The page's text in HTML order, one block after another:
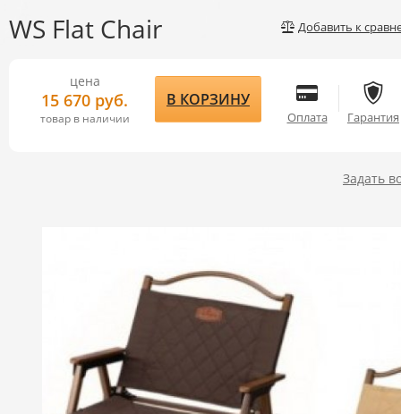
Добавить к
WS Flat Chair
цена
15 670 руб.
товар в наличии
В КОРЗИНУ
Оплата Гарантия
Задать